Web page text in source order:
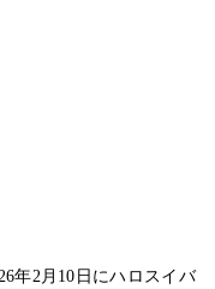
年2月10日にハロスイバ